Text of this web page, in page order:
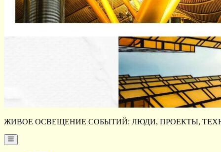
ЖИВОЕ ОСВЕЩЕНИЕ СОБЫТИЙ: ЛЮДИ, ПРОЕКТЫ,
Main
Menu